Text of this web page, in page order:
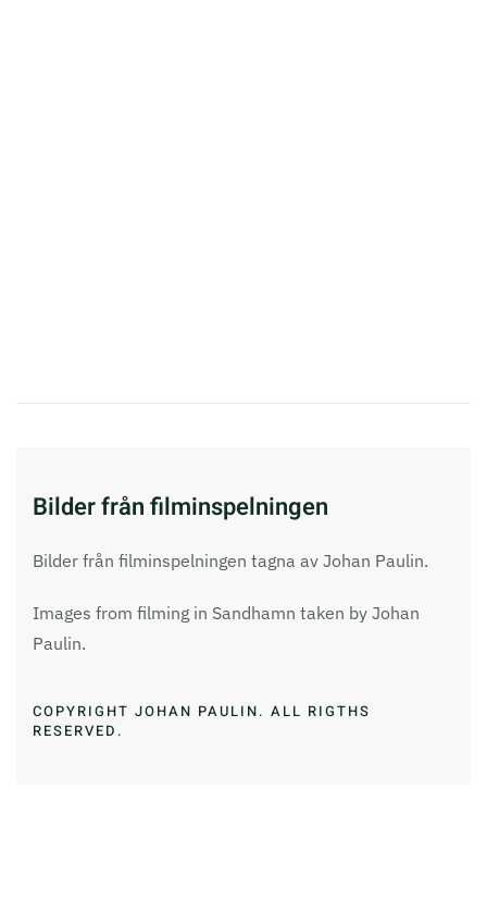
Bilder från filminspelningen
Bilder från filminspelningen tagna av Johan Paulin.
Images from filming in Sandhamn taken by Johan
Paulin.
COPYRIGHT JOHAN PAULIN. ALL RIGTHS
RESERVED.